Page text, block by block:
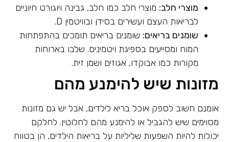
מוצרי חלב: מוצרי חלב כמו חלב, גבינה ויוגורט חיוניים
לבריאות העצם ועשירים בסידן ובוויטמין D.
שומנים בריאים: שומנים בריאים תומכים בהתפתחות
המוח ומסייעים בספיגת ויטמינים. שלבו בארוחות
מקורות כמו אבוקדו, אגוזים ושמן זית.
מזונות שיש להימנע מהם
אומנם חשוב לספק אוכל בריא לילדים, אבל יש גם מזונות
מסוימים שיש להגביל או להימנע מהם לחלוטין. לחלקם
יכולות להיות השפעות שליליות על בריאות הילדים, הן בטווח